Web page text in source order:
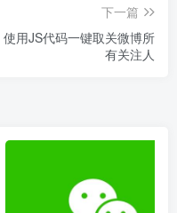
下一篇
使用JS代码一键取关微博所
有关注人